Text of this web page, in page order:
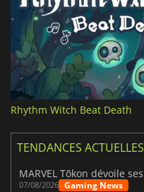
Rhythm Witch Beat Death
TENDANCES ACTUELLES
07/08/2026 Gaming News